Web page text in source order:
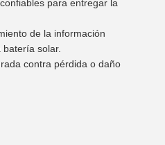
para entregar la
de la información
solar.
contra pérdida o daño